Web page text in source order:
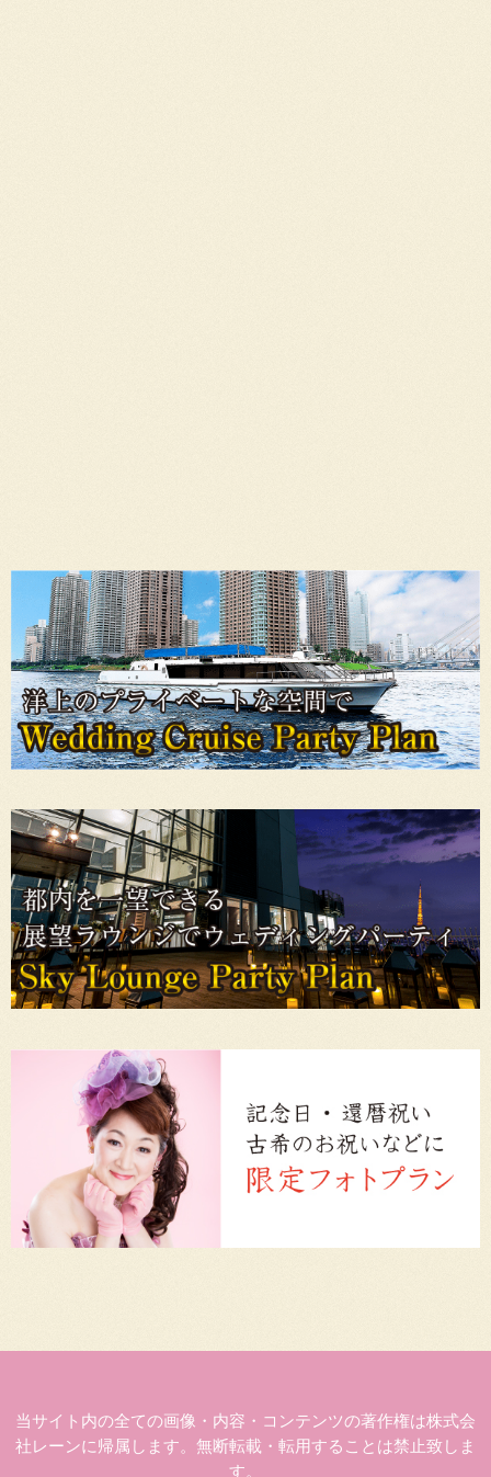
当サイト内の全ての画像・内容・コンテンツの著作権は株式会
社レーンに帰属します。無断転載・転用することは禁止致しま
す。